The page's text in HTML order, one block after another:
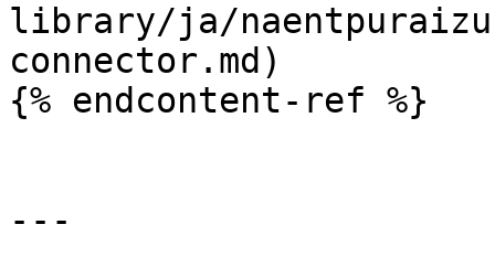
library/ja/
connector.md)
{% endcontent-ref %}
---